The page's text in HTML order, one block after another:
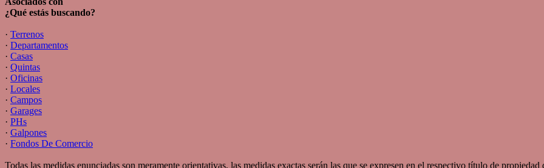
¿Qué estás buscando?
· Terrenos
· Departamentos
· Casas
· Quintas
· Oficinas
· Locales
· Campos
· Garages
· PHs
· Galpones
· Fondos De Comercio
Todas las medidas enunciadas son meramente orientativas, las medidas exactas serán las que se expresen en el respectivo título de